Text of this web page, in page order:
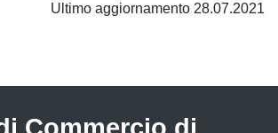
Ultimo aggiornamento 28.07.2021